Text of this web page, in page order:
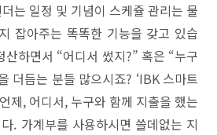
는 일정 및 기념이 스케쥴 관리는 물
잡아주는 똑똑한 기능을 갖고 있습
산하면서 “어디서 썼지?” 혹은 “누구
더듬는 분들 많으시죠? ‘IBK 스마트
제, 어디서, 누구와 함께 지출을 했는
. 가계부를 사용하시면 쓸데없는 지